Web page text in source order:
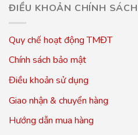
ĐIỀU KHOẢN CHÍNH SÁCH
Quy chế hoạt động TMĐT
Chính sách bảo mật
Điều khoản sử dụng
Giao nhận & chuyển hàng
Hướng dẫn mua hàng